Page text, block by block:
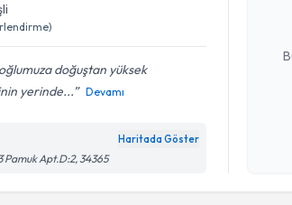
doğuştan yüksek
yerinde...
Devamı
Haritada Göster
Pamuk Apt.D:2, 34365
Randevu